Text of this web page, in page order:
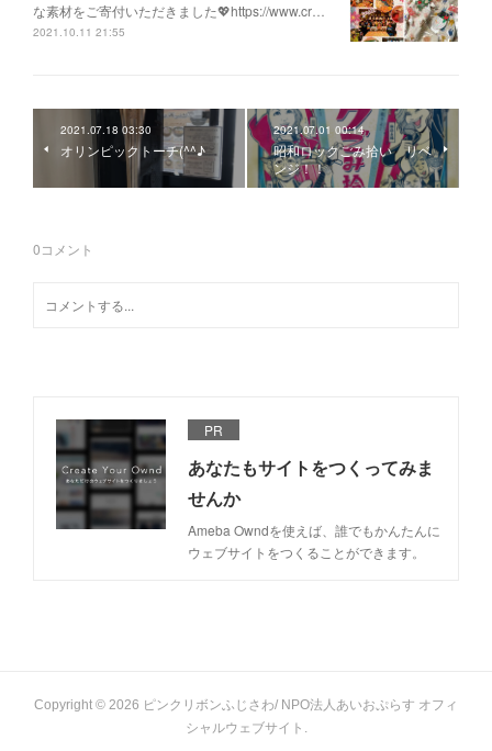
な素材をご寄付いただきました💖https://www.cr…
2021.10.11 21:55
2021.07.18 03:30
オリンピックトーチ(^^♪
2021.07.01 00:14
昭和ロックごみ拾い リベ
ンジ！！
0コメント
PR
あなたもサイトをつくってみま
せんか
Ameba Owndを使えば、誰でもかんたんに
ウェブサイトをつくることができます。
Copyright © 2026 ピンクリボンふじさわ/ NPO法人あいおぷらす オフィ
シャルウェブサイト .